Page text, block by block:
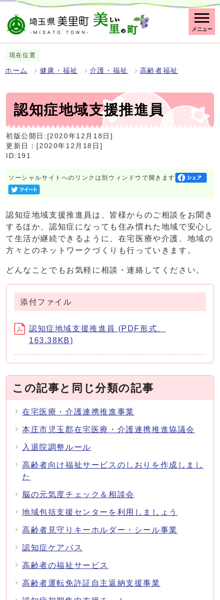
メニュー
現在位置
ホーム 健康・福祉 介護・福祉 高齢者福祉
認知症地域支援推進員
初版公開日:[2020年12月18日]
更新日：[2020年12月18日]
ID:191
ソーシャルサイトへのリンクは別ウィンドウで開きます
認知症地域支援推進員は、皆様からのご相談をお聞き
するほか、認知症になっても住み慣れた地域で安心し
て生活が継続できるように、在宅医療や介護、地域の
方々とのネットワークづくりも行っていきます。
どんなことでもお気軽に相談・連絡してください。
添付ファイル
認知症地域支援推進員 (PDF形式、
163.38KB)
この記事と同じ分類の記事
在宅医療・介護連携推進事業
本庄市児玉郡在宅医療・介護連携推進協議会
入退院調整ルール
高齢者向け福祉サービスのしおりを作成しまし
た
脳の元気度チェック＆相談会
地域包括支援センターを利用しましょう
高齢者見守りキーホルダー・シール事業
認知症ケアパス
高齢者の福祉サービス
高齢者運転免許証自主返納支援事業